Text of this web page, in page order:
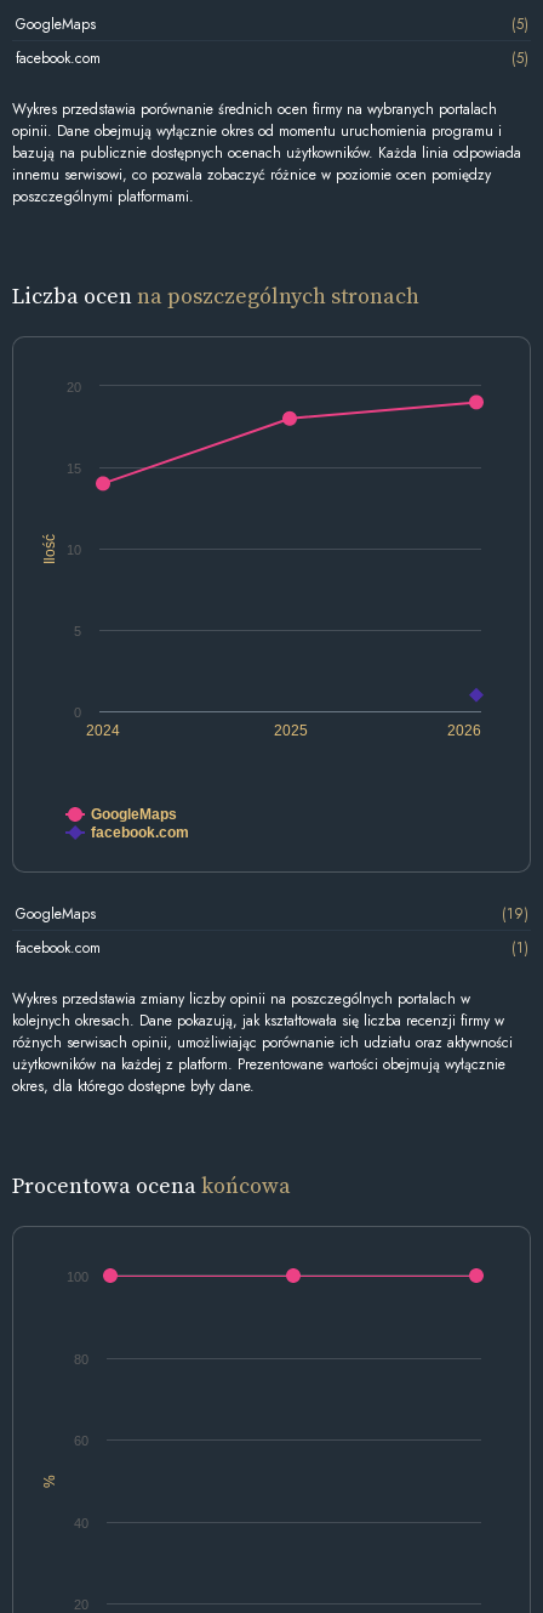
GoogleMaps
(5)
facebook.com
(5)
Wykres przedstawia porównanie średnich ocen firmy na wybranych portalach
opinii. Dane obejmują wyłącznie okres od momentu uruchomienia programu i
bazują na publicznie dostępnych ocenach użytkowników. Każda linia odpowiada
innemu serwisowi, co pozwala zobaczyć różnice w poziomie ocen pomiędzy
poszczególnymi platformami.
Liczba ocenna poszczególnych stronach
Ilość
2024 2025 2026
0
5
10
15
20
GoogleMaps
facebook.com
GoogleMaps
(19)
facebook.com
(1)
Wykres przedstawia zmiany liczby opinii na poszczególnych portalach w
kolejnych okresach. Dane pokazują, jak kształtowała się liczba recenzji firmy w
różnych serwisach opinii, umożliwiając porównanie ich udziału oraz aktywności
użytkowników na każdej z platform. Prezentowane wartości obejmują wyłącznie
okres, dla którego dostępne były dane.
Procentowa ocenakońcowa
%
20
40
60
80
100